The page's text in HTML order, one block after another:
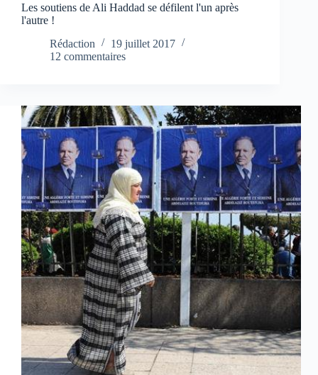
Les soutiens de Ali Haddad se défilent l'un après
l'autre !
Rédaction
19 juillet 2017
12 commentaires